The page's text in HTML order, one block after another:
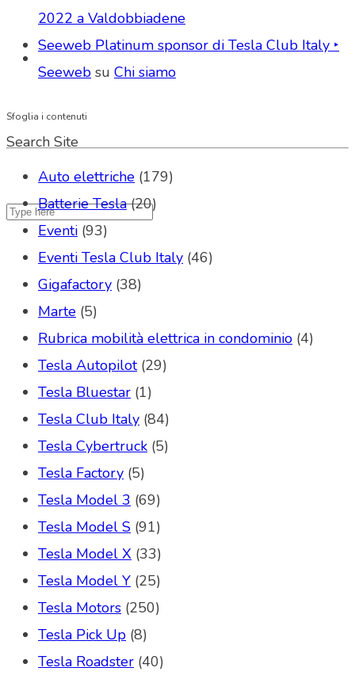
Search Site
2022 a Valdobbiadene
Seeweb Platinum sponsor di Tesla Club Italy ‣
Seeweb su Chi siamo
Sfoglia i contenuti
Auto elettriche (179)
Batterie Tesla(20)
Eventi (93)
Eventi Tesla Club Italy (46)
Gigafactory (38)
Marte (5)
Rubrica mobilità elettrica in condominio (4)
Tesla Autopilot(29)
Tesla Bluestar (1)
Tesla Club Italy (84)
Tesla Cybertruck (5)
Tesla Factory (5)
Tesla Model 3 (69)
Tesla Model S (91)
Tesla Model X (33)
Tesla Model Y (25)
Tesla Motors (250)
Tesla Pick Up (8)
Tesla Roadster (40)